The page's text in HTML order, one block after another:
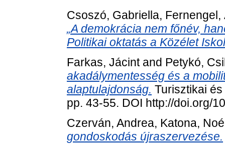
Csoszó, Gabriella, Fernengel,
„A demokrácia nem főnév,
Politikai oktatás a Közélet
Farkas, Jácintand Petykó,
akadálymentesség és a
alaptulajdonság. Turisztikai
pp. 43-55. DOI http://doi.org/
Czerván, Andrea, Katona,
gondoskodás újraszervezése.